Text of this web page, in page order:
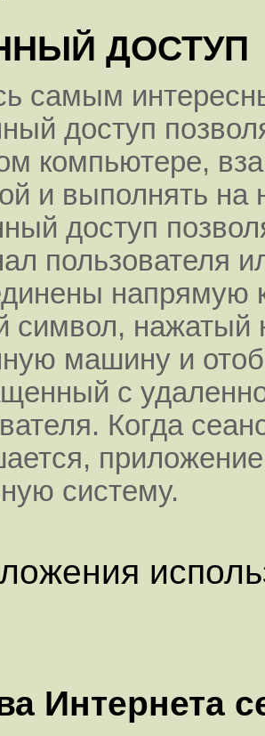
ДОСТУП
самым
доступ
компьютере,
и выполнять на
доступ
пользователя
напрямую
символ, нажатый
машину и
с
Когда
систему.
Интернета